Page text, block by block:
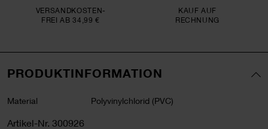
VERSAND­KOSTEN­
FREI AB 34,99 €
KAUF AUF
RECHNUNG
PRODUKTINFORMATION
Material Polyvinylchlorid (PVC)
Artikel-Nr. 300926